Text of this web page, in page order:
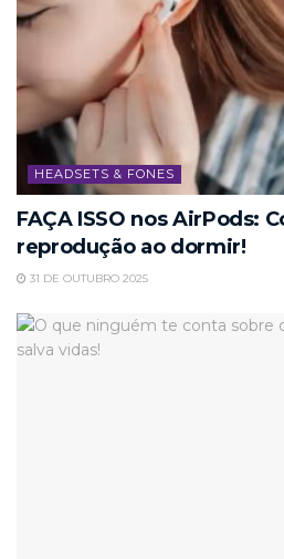
HEADSETS & FONES
FAÇA ISSO nos AirPods:
reprodução ao dormir!
31 DE OUTUBRO 2025